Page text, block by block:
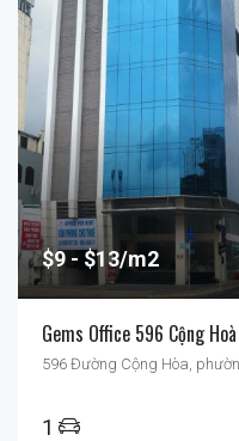
$9 $13/m2
Gems Office 596 Cộng Hoà
1